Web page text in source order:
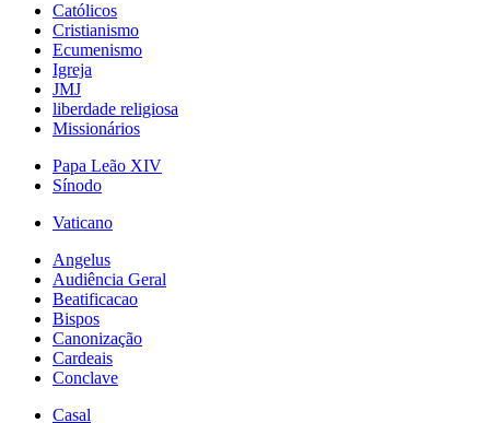
Católicos
Cristianismo
Ecumenismo
Igreja
JMJ
liberdade religiosa
Missionários
Papa Leão XIV
Sínodo
Vaticano
Angelus
Audiência Geral
Beatificacao
Bispos
Canonização
Cardeais
Conclave
Casal